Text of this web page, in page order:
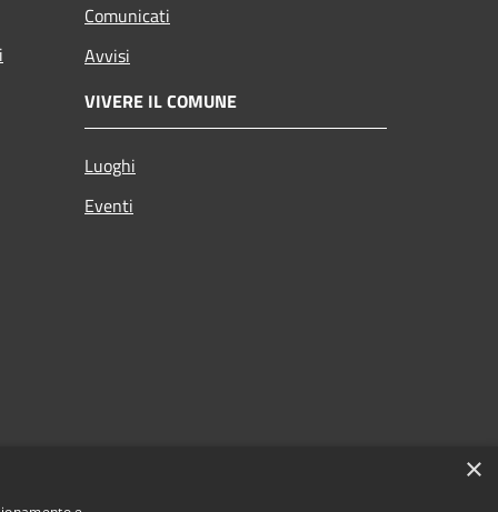
Comunicati
Avvisi
VIVERE IL COMUNE
Luoghi
Eventi
×